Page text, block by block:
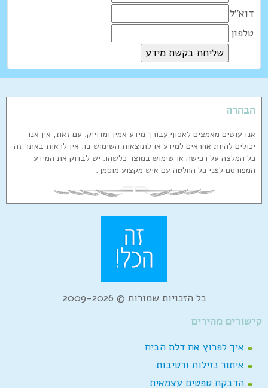
דוא"ל
טלפון
הבהרה
אנו עושים מאמצים לאסוף עבורך מידע אמין ומדוייק. עם זאת, אין אנו
יכולים להיות אחראים למידע או לתוצאות השימוש בו. אין לראות באתר זה
כל המלצה על רכישה או שימוש במוצר כלשהו. יש לבדוק את המידע
המפורסם לפני כל החלטה עם איש מקצוע מוסמך.
כל הזכויות שמורות © 2009-2026
קישורים מהירים
איך לפרוץ את דלת הבית
איתור נזילות ורטיבות
הדבקת טפטים עצמאית